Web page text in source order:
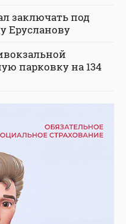
заключать под
Ерусланову
парковку на 134